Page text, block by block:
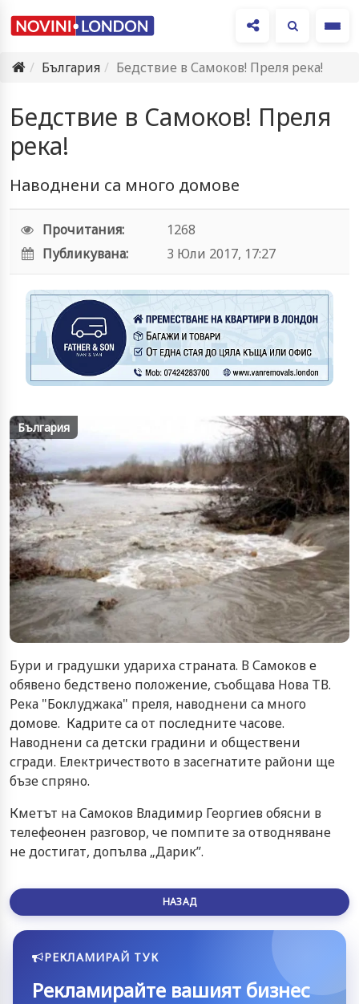
България
Бедствие в Самоков! Преля река!
Бедствие в Самоков! Преля
река!
Наводнени са много домове
Прочитания:
1268
Публикувана:
3 Юли 2017, 17:27
България
Бури и градушки удариха страната. В Самоков е
обявено бедствено положение, съобщава Нова ТВ.
Река "Боклуджака" преля, наводнени са много
домове. Кадрите са от последните часове.
Наводнени са детски градини и обществени
сгради. Електричеството в засегнатите райони ще
бъзе спряно.
Кметът на Самоков Владимир Георгиев обясни в
телефеонен разговор, че помпите за отводняване
не достигат, допълва „Дарик”.
НАЗАД
РЕКЛАМИРАЙ ТУК
Рекламирайте вашият бизнес